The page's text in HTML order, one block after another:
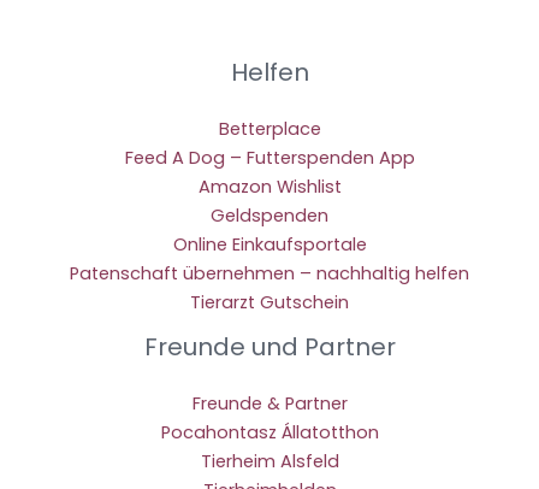
Helfen
Betterplace
Feed A Dog – Futterspenden App
Amazon Wishlist
Geldspenden
Online Einkaufsportale
Patenschaft übernehmen – nachhaltig helfen
Tierarzt Gutschein
Freunde und Partner
Freunde & Partner
Pocahontasz Állatotthon
Tierheim Alsfeld